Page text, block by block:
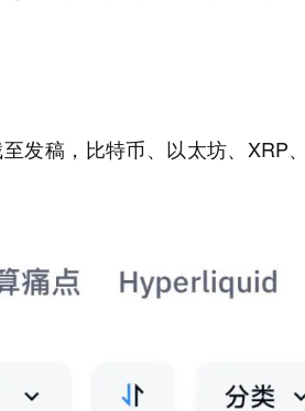
发稿，比特币、以太坊、XRP